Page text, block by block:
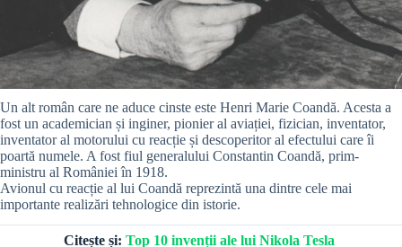
Un alt român care ne aduce cinste este Henri Marie Coandă. Acesta a
fost un academician și inginer, pionier al aviației, fizician, inventator,
inventator al motorului cu reacție și descoperitor al efectului care îi
poartă numele. A fost fiul generalului Constantin Coandă, prim-
ministru al României în 1918.
Avionul cu reacție al lui Coandă reprezintă una dintre cele mai
importante realizări tehnologice din istorie.
Citește și: Top 10 invenții ale lui Nikola Tesla